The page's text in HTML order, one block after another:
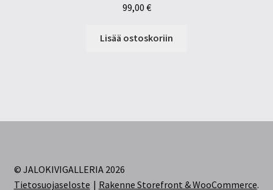
99,00 €
Lisää ostoskoriin
© JALOKIVIGALLERIA 2026
Tietosuojaseloste
Rakenne Storefront & WooCommerce.